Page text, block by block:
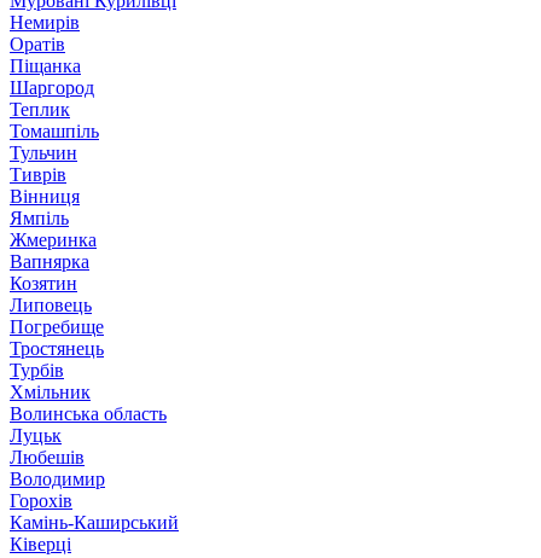
Немирів
Оратів
Піщанка
Шаргород
Теплик
Томашпіль
Тульчин
Тиврів
Вінниця
Ямпіль
Жмеринка
Вапнярка
Козятин
Липовець
Погребище
Тростянець
Турбів
Хмільник
Волинська область
Луцьк
Любешів
Володимир
Горохів
Камінь-Каширський
Ківерці